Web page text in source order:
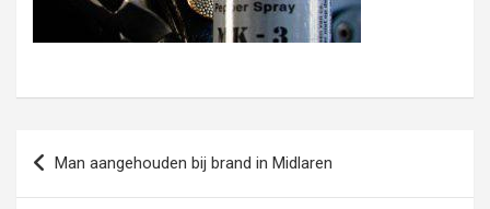
Bericht
navigatie
Man aangehouden bij brand in Midlaren